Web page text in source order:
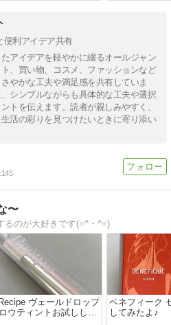
便利アイデア共有
アイデアを軽やかに綴るオールジャン
、買い物、コスメ、ファッションなど
やかな工夫や満足感を共有していま
シンプルながらも具体的な工夫や選択
トを伝えます。読者が親しみやすく、
活の彩りを見つけたいときに寄り添い
145
〜
るのが大好きです(=^・^=)
ヴェールドロップ
ウティントお試しして
ベネフィーク
してみたよ♪